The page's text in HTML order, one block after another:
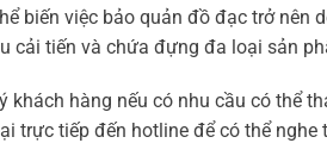
biến việc bảo quản đồ đạc trở nên
cải tiến và chứa đựng đa loại sản
khách hàng nếu có nhu cầu có thể
trực tiếp đến hotline để có thể